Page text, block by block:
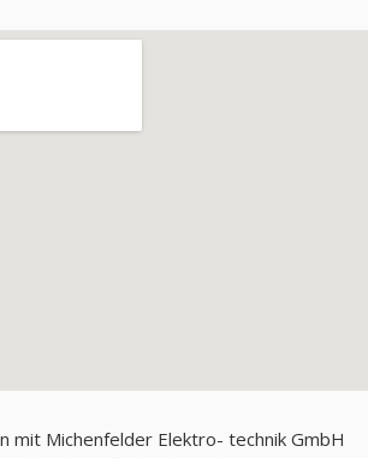
mit Michenfelder Elektro- technik GmbH